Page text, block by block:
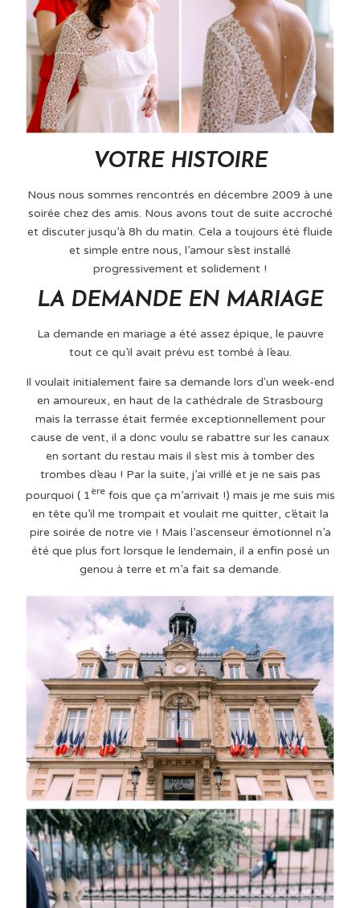
VOTRE HISTOIRE
Nous nous sommes rencontrés en décembre 2009 à une
soirée chez des amis. Nous avons tout de suite accroché
et discuter jusqu’à 8h du matin. Cela a toujours été fluide
et simple entre nous, l’amour s’est installé
progressivement et solidement !
LA DEMANDE EN MARIAGE
La demande en mariage a été assez épique, le pauvre
tout ce qu’il avait prévu est tombé à l’eau.
Il voulait initialement faire sa demande lors d'un week-end
en amoureux, en haut de la cathédrale de Strasbourg
mais la terrasse était fermée exceptionnellement pour
cause de vent, il a donc voulu se rabattre sur les canaux
en sortant du restau mais il s’est mis à tomber des
trombes d’eau ! Par la suite, j’ai vrillé et je ne sais pas
pourquoi ( 1 èrefois que ça m’arrivait !) mais je me suis mis
en tête qu’il me trompait et voulait me quitter, c’était la
pire soirée de notre vie ! Mais l’ascenseur émotionnel n’a
été que plus fort lorsque le lendemain, il a enfin posé un
genou à terre et m’a fait sa demande.